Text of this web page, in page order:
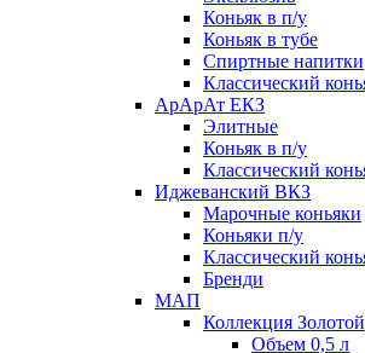
Коньяк в п/у
Коньяк в тубе
Спиртные напитки
Классический
АрАрАт ЕКЗ
Элитные
Коньяк в п/у
Классический
Иджеванский ВКЗ
Марочные коньяки
Коньяки п/у
Классический
Бренди
МАП
Коллекция Золотой
Объем 0,5 л